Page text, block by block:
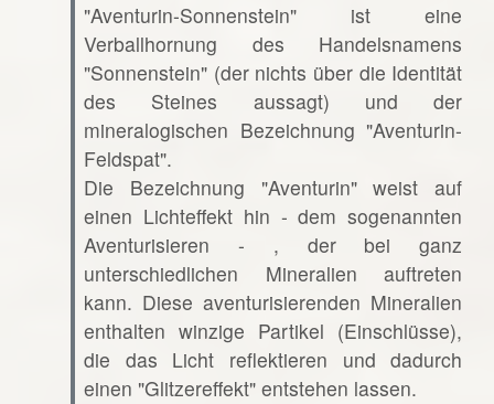
"Aventurin-Sonnenstein" ist eine
Verballhornung des Handelsnamens
"Sonnenstein" (der nichts über die Identität
des Steines aussagt) und der
mineralogischen Bezeichnung "Aventurin-
Feldspat".
Die Bezeichnung "Aventurin" weist auf
einen Lichteffekt hin - dem sogenannten
Aventurisieren - , der bei ganz
unterschiedlichen Mineralien auftreten
kann. Diese aventurisierenden Mineralien
enthalten winzige Partikel (Einschlüsse),
die das Licht reflektieren und dadurch
einen "Glitzereffekt" entstehen lassen.